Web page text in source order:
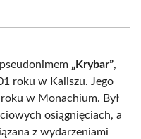
„Krybar”,
roku w Kaliszu. Jego
w Monachium. Był
osiągnięciach, a
z wydarzeniami